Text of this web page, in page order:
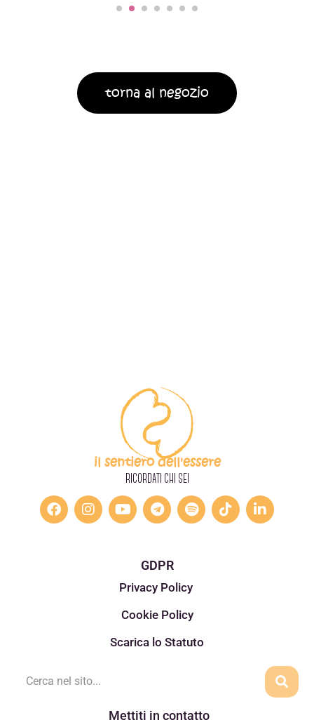
torna al negozio
il sentiero dell'essere
RICORDATI CHI SEI
GDPR
Privacy Policy
Cookie Policy
Scarica lo Statuto
Mettiti in contatto